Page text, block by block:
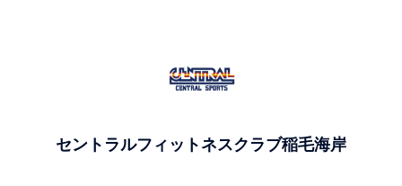
セントラルフィットネスクラブ稲毛海岸